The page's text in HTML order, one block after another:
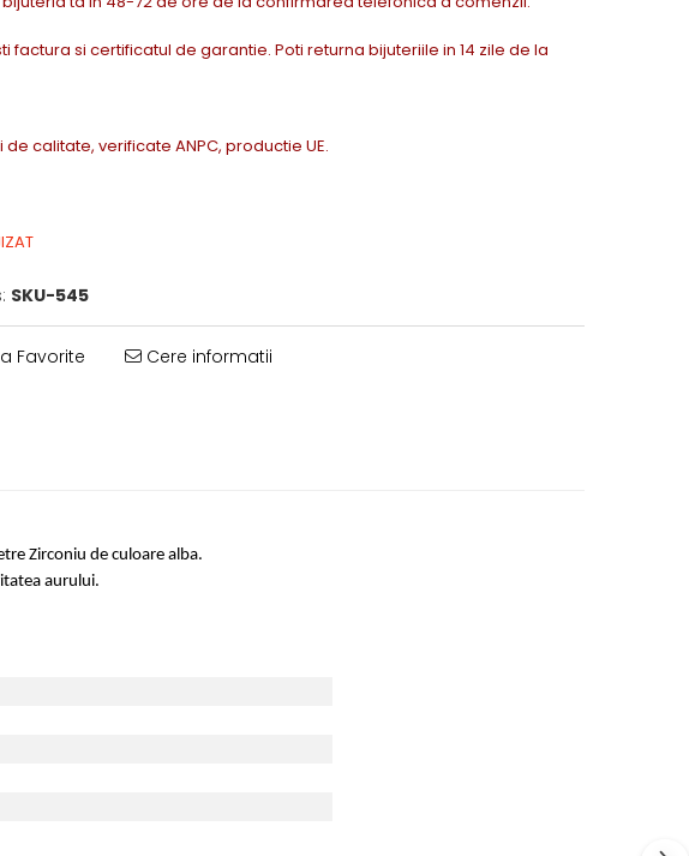
factura si certificatul de garantie. Poti returna bijuteriile in 14 zile de la
de calitate, verificate ANPC, productie UE.
SKU-545
Favorite Cere informatii
Zirconiu de culoare alba.
aurului.